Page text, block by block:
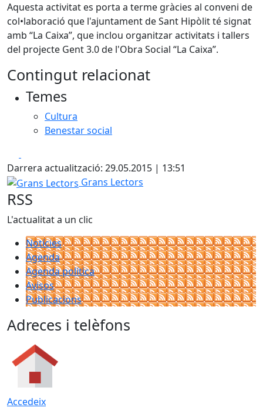
Aquesta activitat es porta a terme gràcies al conveni de
col•laboració que l'ajuntament de Sant Hipòlit té signat
amb “La Caixa”, que inclou organitzar activitats i tallers
del projecte Gent 3.0 de l'Obra Social “La Caixa”.
Contingut relacionat
Temes
Cultura
Benestar social
Darrera actualització: 29.05.2015 | 13:51
Grans Lectors
Grans Lectors
RSS
L'actualitat a un clic
Notícies
Agenda
Agenda política
Avisos
Publicacions
Adreces i telèfons
Accedeix